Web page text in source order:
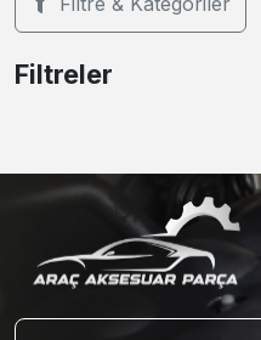
Filtreler